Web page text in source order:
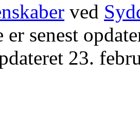
ved
er senest
23.